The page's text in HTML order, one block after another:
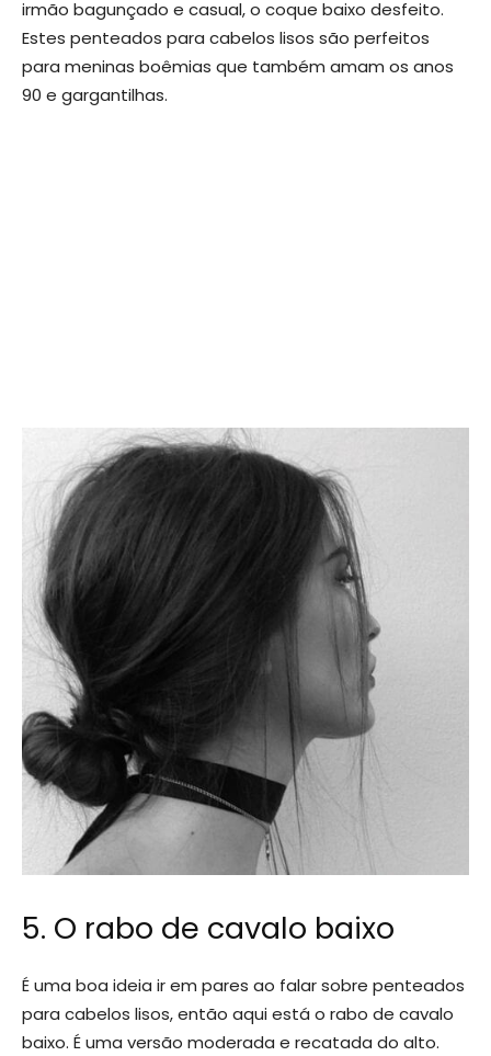
irmão bagunçado e casual, o coque baixo desfeito.
Estes penteados para cabelos lisos são perfeitos
para meninas boêmias que também amam os anos
90 e gargantilhas.
5. O rabo de cavalo baixo
É uma boa ideia ir em pares ao falar sobre penteados
para cabelos lisos, então aqui está o rabo de cavalo
baixo. É uma versão moderada e recatada do alto.